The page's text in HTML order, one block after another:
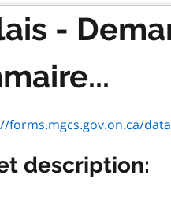
-
dataset/
description: